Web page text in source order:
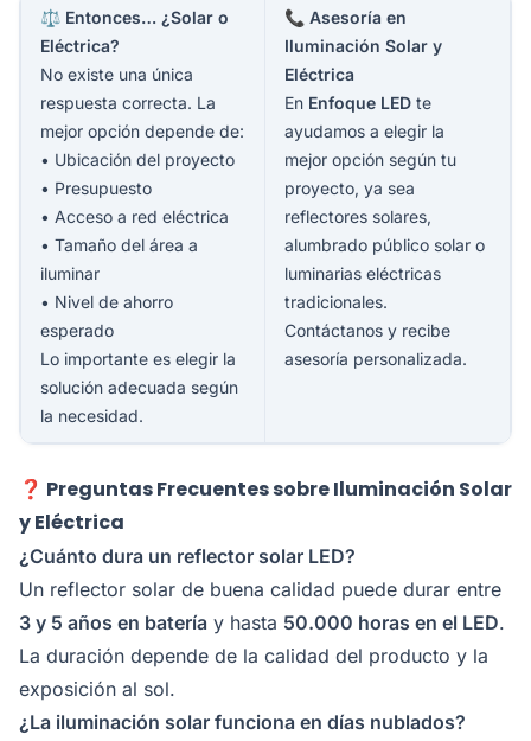
⚖️ Entonces… ¿Solar o
Eléctrica?
No existe una única
respuesta correcta. La
mejor opción depende de:
• Ubicación del proyecto
• Presupuesto
• Acceso a red eléctrica
• Tamaño del área a
iluminar
• Nivel de ahorro
esperado
Lo importante es elegir la
solución adecuada según
la necesidad.
📞 Asesoría en
Iluminación Solar y
Eléctrica
En Enfoque LED te
ayudamos a elegir la
mejor opción según tu
proyecto, ya sea
reflectores solares,
alumbrado público solar o
luminarias eléctricas
tradicionales.
Contáctanos y recibe
asesoría personalizada.
❓ Preguntas Frecuentes sobre Iluminación Solar
y Eléctrica
¿Cuánto dura un reflector solar LED?
Un reflector solar de buena calidad puede durar entre
3 y 5 años en batería y hasta 50.000 horas en el LED.
La duración depende de la calidad del producto y la
exposición al sol.
¿La iluminación solar funciona en días nublados?